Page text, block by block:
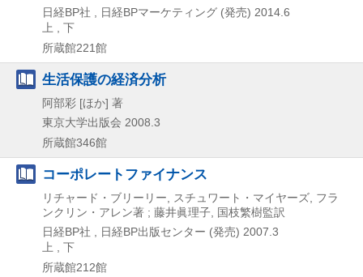
日経BP社 , 日経BPマーケティング (発売) 2014.6
上 , 下
所蔵館221館
生活保護の経済分析
阿部彩 [ほか] 著
東京大学出版会 2008.3
所蔵館346館
コーポレートファイナンス
リチャード・ブリーリー, スチュワート・マイヤーズ, フラ
ンクリン・アレン著 ; 藤井眞理子, 国枝繁樹監訳
日経BP社 , 日経BP出版センター (発売) 2007.3
上 , 下
所蔵館212館